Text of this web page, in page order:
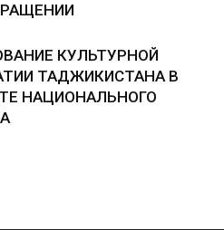
КУЛЬТУРНОЙ
ТАДЖИКИСТАНА В
НАЦИОНАЛЬНОГО